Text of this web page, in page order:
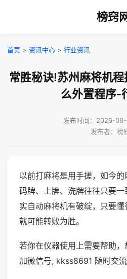
榜窍
首页 > 资讯中心 > 行业资讯
常胜秘诀!苏州麻将机
么外置程序-
发布时间：2026-08-
发布者：榜
以前打麻将是用手搓，如今
码牌、上牌、洗牌往往只要
实自动麻将机有破绽，只要
就可能转败为胜。
若你在仪器使用上需要帮助
加微信号; kkss8691 随时交流